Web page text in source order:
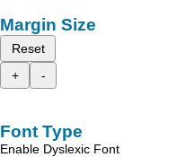
Margin Size
Reset
+
-
Font Type
Enable Dyslexic Font